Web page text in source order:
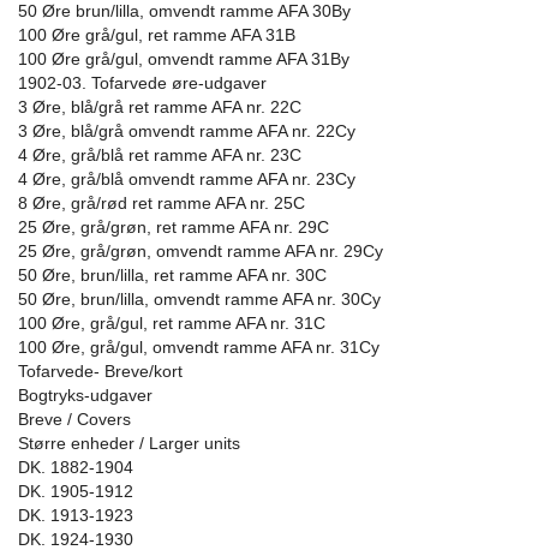
50 Øre brun/lilla, omvendt ramme AFA 30By
100 Øre grå/gul, ret ramme AFA 31B
100 Øre grå/gul, omvendt ramme AFA 31By
1902-03. Tofarvede øre-udgaver
3 Øre, blå/grå ret ramme AFA nr. 22C
3 Øre, blå/grå omvendt ramme AFA nr. 22Cy
4 Øre, grå/blå ret ramme AFA nr. 23C
4 Øre, grå/blå omvendt ramme AFA nr. 23Cy
8 Øre, grå/rød ret ramme AFA nr. 25C
25 Øre, grå/grøn, ret ramme AFA nr. 29C
25 Øre, grå/grøn, omvendt ramme AFA nr. 29Cy
50 Øre, brun/lilla, ret ramme AFA nr. 30C
50 Øre, brun/lilla, omvendt ramme AFA nr. 30Cy
100 Øre, grå/gul, ret ramme AFA nr. 31C
100 Øre, grå/gul, omvendt ramme AFA nr. 31Cy
Tofarvede- Breve/kort
Bogtryks-udgaver
Breve / Covers
Større enheder / Larger units
DK. 1882-1904
DK. 1905-1912
DK. 1913-1923
DK. 1924-1930